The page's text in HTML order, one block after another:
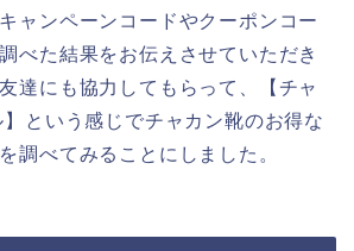
ャンペーンコードやクーポンコー
べた結果をお伝えさせていただき
達にも協力してもらって、【チャ
という感じでチャカン靴のお得な
調べてみることにしました。